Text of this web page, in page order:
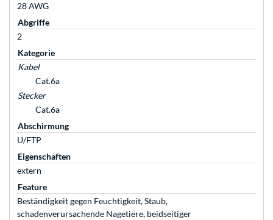
28 AWG
Abgriffe
2
Kategorie
Kabel
Cat.6a
Stecker
Cat.6a
Abschirmung
U/FTP
Eigenschaften
extern
Feature
Beständigkeit gegen Feuchtigkeit, Staub,
schadenverursachende Nagetiere, beidseitiger